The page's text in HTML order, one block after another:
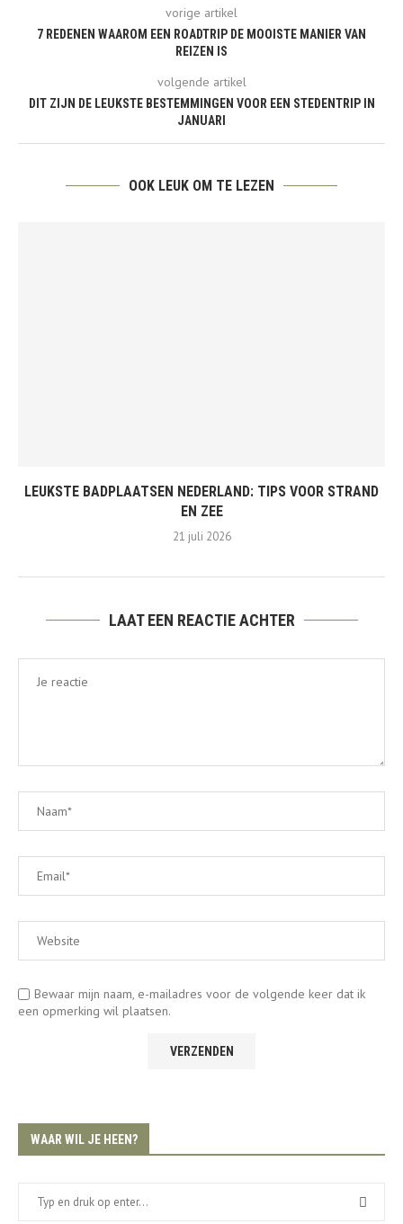
vorige artikel
7 REDENEN WAAROM EEN ROADTRIP DE MOOISTE MANIER VAN
REIZEN IS
volgende artikel
DIT ZIJN DE LEUKSTE BESTEMMINGEN VOOR EEN STEDENTRIP IN
JANUARI
OOK LEUK OM TE LEZEN
LEUKSTE BADPLAATSEN NEDERLAND: TIPS VOOR STRAND
EN ZEE
21 juli 2026
LAAT EEN REACTIE ACHTER
Bewaar mijn naam, e-mailadres voor de volgende keer dat ik
een opmerking wil plaatsen.
WAAR WIL JE HEEN?